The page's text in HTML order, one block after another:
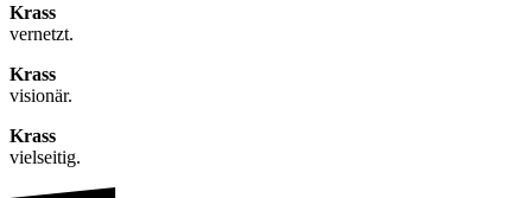
Krass
vernetzt.
Krass
visionär.
Krass
vielseitig.